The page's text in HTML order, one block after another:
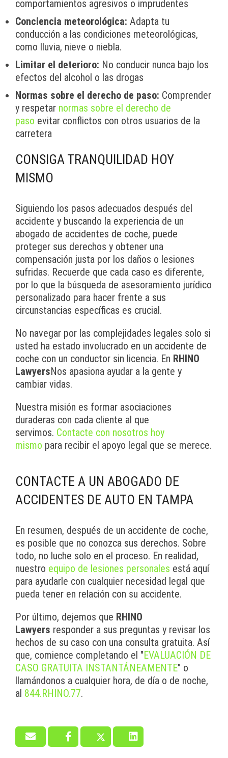
comportamientos agresivos o imprudentes
Conciencia meteorológica: Adapta tu
conducción a las condiciones meteorológicas,
como lluvia, nieve o niebla.
Limitar el deterioro: No conducir nunca bajo los
efectos del alcohol o las drogas
Normas sobre el derecho de paso: Comprender
y respetar normas sobre el derecho de
paso evitar conflictos con otros usuarios de la
carretera
CONSIGA TRANQUILIDAD HOY
MISMO
Siguiendo los pasos adecuados después del
accidente y buscando la experiencia de un
abogado de accidentes de coche, puede
proteger sus derechos y obtener una
compensación justa por los daños o lesiones
sufridas. Recuerde que cada caso es diferente,
por lo que la búsqueda de asesoramiento jurídico
personalizado para hacer frente a sus
circunstancias específicas es crucial.
No navegar por las complejidades legales solo si
usted ha estado involucrado en un accidente de
coche con un conductor sin licencia. En RHINO
LawyersNos apasiona ayudar a la gente y
cambiar vidas.
Nuestra misión es formar asociaciones
duraderas con cada cliente al que
servimos. Contacte con nosotros hoy
mismo para recibir el apoyo legal que se merece.
CONTACTE A UN ABOGADO DE
ACCIDENTES DE AUTO EN TAMPA
En resumen, después de un accidente de coche,
es posible que no conozca sus derechos. Sobre
todo, no luche solo en el proceso. En realidad,
nuestro equipo de lesiones personales está aquí
para ayudarle con cualquier necesidad legal que
pueda tener en relación con su accidente.
Por último, dejemos que RHINO
Lawyers responder a sus preguntas y revisar los
hechos de su caso con una consulta gratuita. Así
que, comience completando el "EVALUACIÓN DE
CASO GRATUITA INSTANTÁNEAMENTE" o
llamándonos a cualquier hora, de día o de noche,
al 844.RHINO.77.